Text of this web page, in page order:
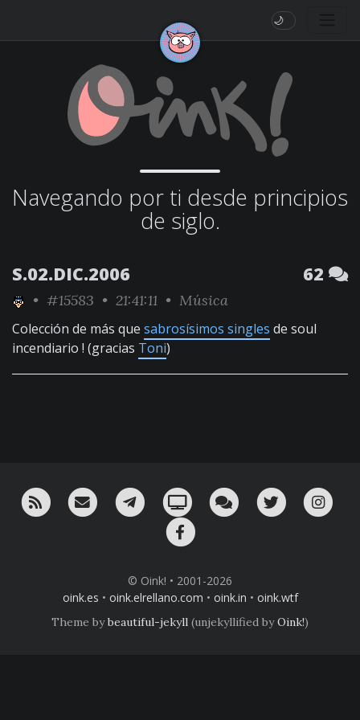
🌙
Navegando por ti desde principios
de siglo.
S.02.DIC.2006 62
• #15583 • 21:41:11 • Música
Colección de más que sabrosísimos singles de soul
incendiario ! (gracias Toni)
RSS ¡Mándame un email!¡Nuestro canal en Telegram!
Oink! TV Charla con nosotros
Twitter
© Oink! • 2001-2026
oink.es • oink.elrellano.com • oink.in • oink.wtf
Theme bybeautiful-jekyll (unjekyllified byOink!)